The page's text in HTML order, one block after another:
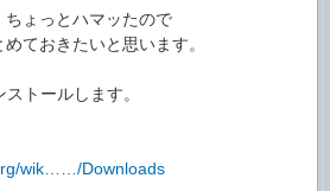
ょっとハマッたので
ておきたいと思います。
ストールします。
wik……/Downloads